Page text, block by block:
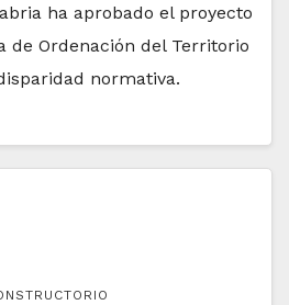
ha aprobado el proyecto
de Ordenación del Territorio
normativa.